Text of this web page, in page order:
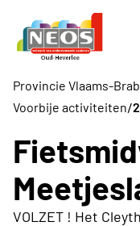
Provincie Vlaams-
Voorbije activiteiten/
VOLZET ! Het